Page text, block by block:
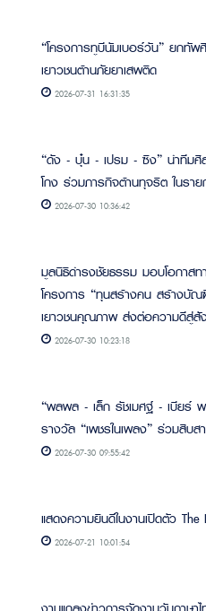
“โครงการทูบีนัมเบอร์วัน” ยกทั
เยาวชนต้านภัยยาเสพติด
2026-07-31 16:31:35
“ดัง - บุ๋น - เปรม - ซิง” นำทีมศิ
โกง ร่วมภารกิจต้านทุจริต ในราย
2026-07-30 10:36:42
มูลนิธิดำรงชัยธรรม มอบโอกาส
โครงการ “ทุนสร้างคน สร้าง
เยาวชนคุณภาพ ส่งต่อความดีสู่สั
2026-07-30 10:23:18
“พลพล - เล็ก รัชเมศฐ์ - เบียร์
รางวัล “เพชรในเพลง” ร่วมสืบส
2026-07-30 09:55:42
แสดงความยินดีในงานเปิดตัว The
2026-07-21 10:01:54